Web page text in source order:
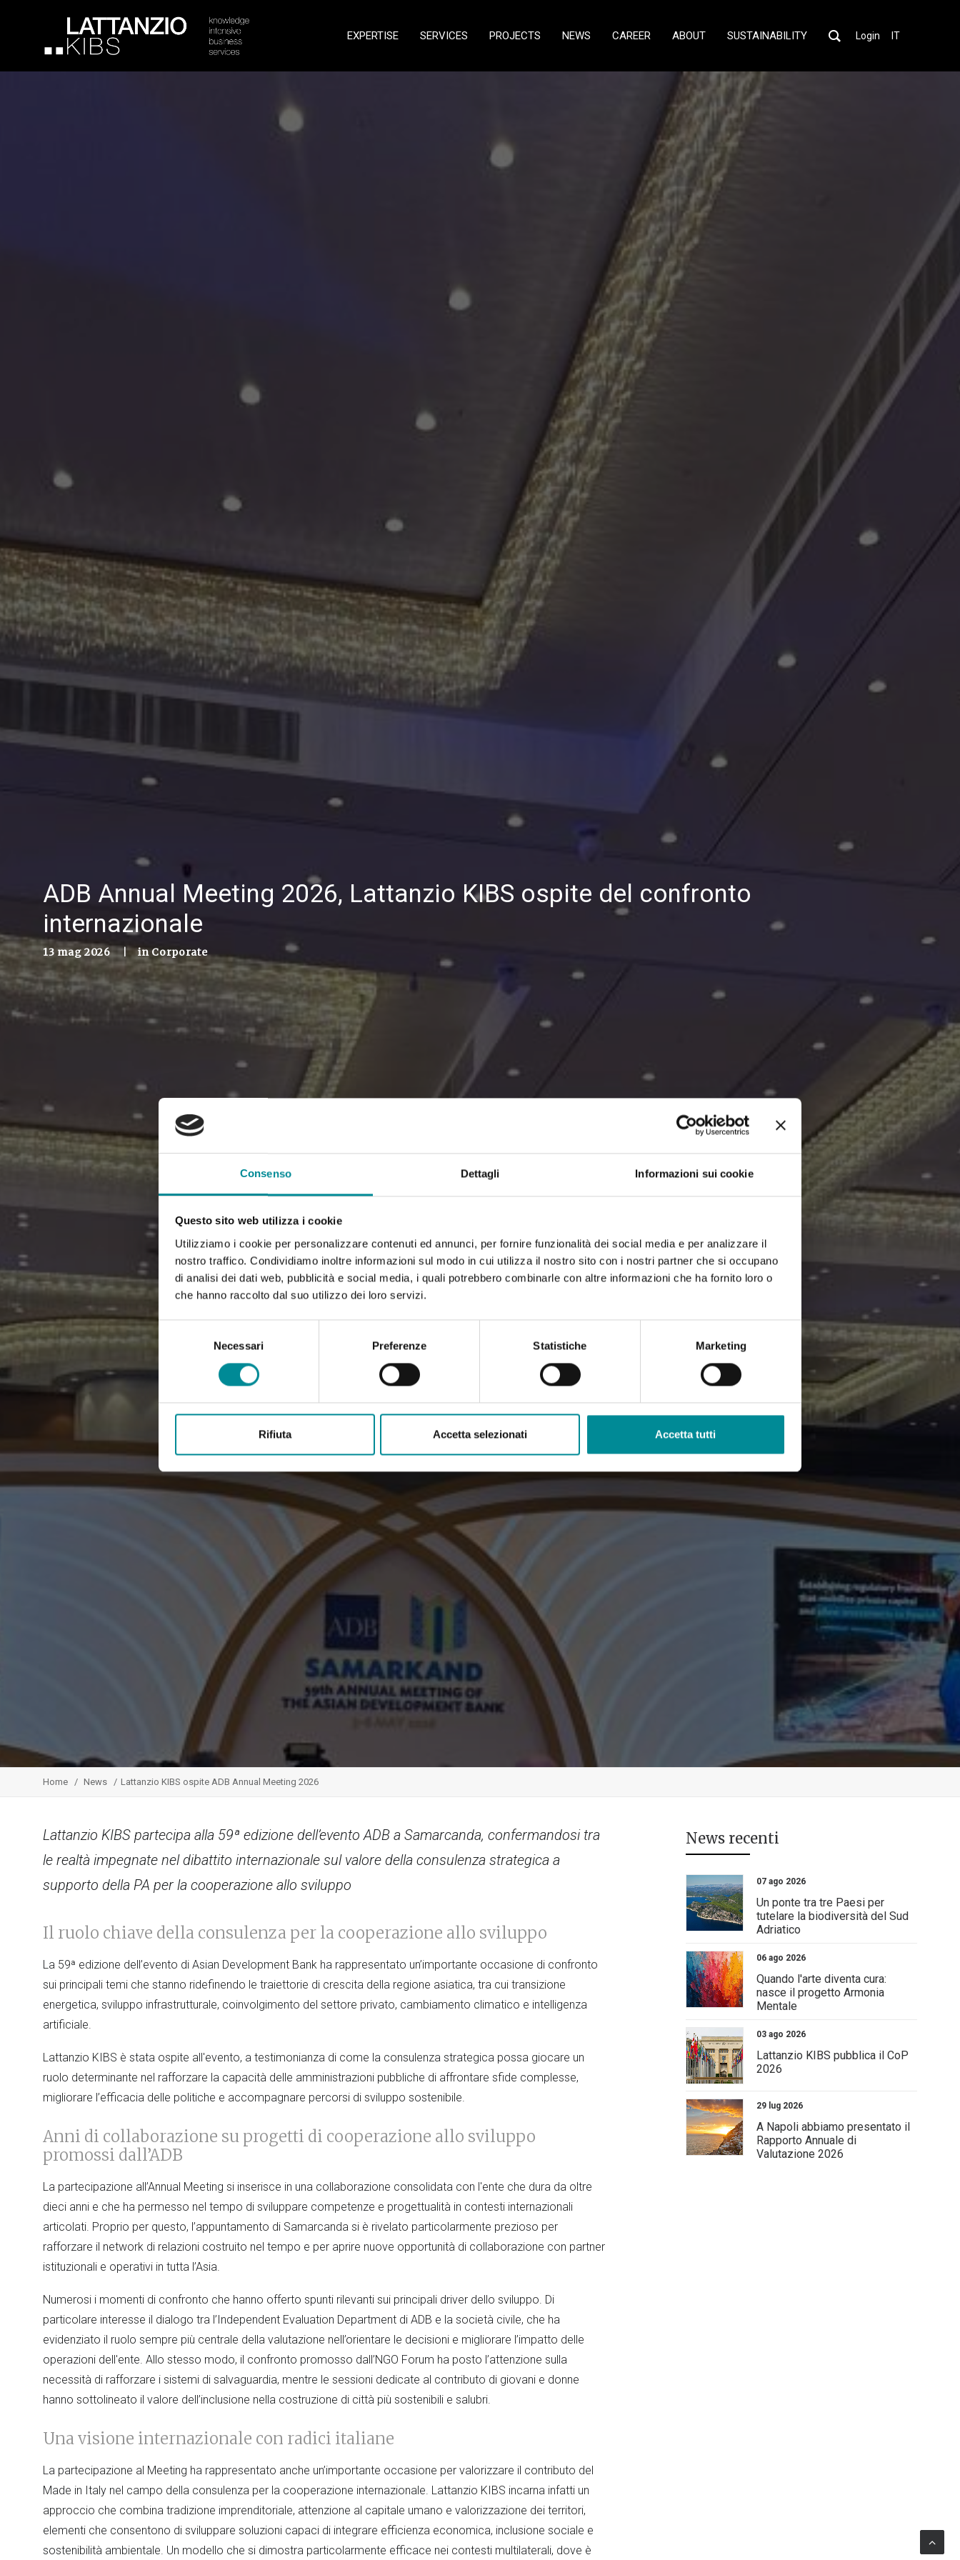
Consenso Dettagli Informazioni sui cookie
Questo sito web utilizza i cookie
Utilizziamo i cookie per personalizzare contenuti ed annunci, per fornire funzionalità dei social media e per analizzare il
nostro traffico. Condividiamo inoltre informazioni sul modo in cui utilizza il nostro sito con i nostri partner che si occupano
di analisi dei dati web, pubblicità e social media, i quali potrebbero combinarle con altre informazioni che ha fornito loro o
che hanno raccolto dal suo utilizzo dei loro servizi.
Selezione
Necessari Preferenze Statistiche Marketing
Rifiuta Accetta selezionati Accetta tutti
EXPERTISE SERVICES PROJECTS NEWS CAREER ABOUT SUSTAINABILITY Login IT
ADB Annual Meeting 2026, Lattanzio KIBS ospite del confronto
internazionale
13 mag 2026 | inCorporate
Home News Lattanzio KIBS ospite ADB Annual Meeting 2026
Lattanzio KIBS partecipa alla 59ª edizione dell’evento ADB a Samarcanda, confermandosi tra
le realtà impegnate nel dibattito internazionale sul valore della consulenza strategica a
supporto della PA per la cooperazione allo sviluppo
Il ruolo chiave della consulenza per la cooperazione allo sviluppo
La 59ª edizione dell’evento di Asian Development Bank ha rappresentato un’importante occasione di confronto
sui principali temi che stanno ridefinendo le traiettorie di crescita della regione asiatica, tra cui transizione
energetica, sviluppo infrastrutturale, coinvolgimento del settore privato, cambiamento climatico e intelligenza
artificiale.
Lattanzio KIBS è stata ospite all'evento, a testimonianza di come la consulenza strategica possa giocare un
ruolo determinante nel rafforzare la capacità delle amministrazioni pubbliche di affrontare sfide complesse,
migliorare l’efficacia delle politiche e accompagnare percorsi di sviluppo sostenibile.
Anni di collaborazione su progetti di cooperazione allo sviluppo
promossi dall’ADB
La partecipazione all’Annual Meeting si inserisce in una collaborazione consolidata con l'ente che dura da oltre
dieci anni e che ha permesso nel tempo di sviluppare competenze e progettualità in contesti internazionali
articolati. Proprio per questo, l’appuntamento di Samarcanda si è rivelato particolarmente prezioso per
rafforzare il network di relazioni costruito nel tempo e per aprire nuove opportunità di collaborazione con partner
istituzionali e operativi in tutta l’Asia.
Numerosi i momenti di confronto che hanno offerto spunti rilevanti sui principali driver dello sviluppo. Di
particolare interesse il dialogo tra l’Independent Evaluation Department di ADB e la società civile, che ha
evidenziato il ruolo sempre più centrale della valutazione nell’orientare le decisioni e migliorare l’impatto delle
operazioni dell'ente. Allo stesso modo, il confronto promosso dall’NGO Forum ha posto l’attenzione sulla
necessità di rafforzare i sistemi di salvaguardia, mentre le sessioni dedicate al contributo di giovani e donne
hanno sottolineato il valore dell’inclusione nella costruzione di città più sostenibili e salubri.
Una visione internazionale con radici italiane
La partecipazione al Meeting ha rappresentato anche un’importante occasione per valorizzare il contributo del
Made in Italy nel campo della consulenza per la cooperazione internazionale. Lattanzio KIBS incarna infatti un
approccio che combina tradizione imprenditoriale, attenzione al capitale umano e valorizzazione dei territori,
elementi che consentono di sviluppare soluzioni capaci di integrare efficienza economica, inclusione sociale e
sostenibilità ambientale. Un modello che si dimostra particolarmente efficace nei contesti multilaterali, dove è
News recenti
07 ago 2026
Un ponte tra tre Paesi per
tutelare la biodiversità del Sud
Adriatico
06 ago 2026
Quando l'arte diventa cura:
nasce il progetto Armonia
Mentale
03 ago 2026
Lattanzio KIBS pubblica il CoP
2026
29 lug 2026
A Napoli abbiamo presentato il
Rapporto Annuale di
Valutazione 2026